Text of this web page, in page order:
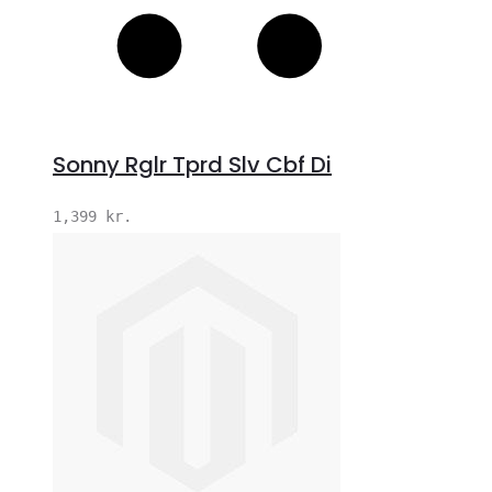
Sonny Rglr Tprd Slv Cbf Di
1,399 kr.